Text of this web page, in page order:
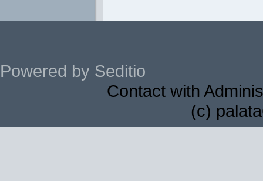
Powered by Seditio
Contact with
(c)